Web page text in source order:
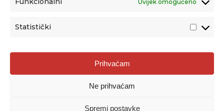
Uvijek omogućeno
Statistički
Prihvaćam
Ne prihvaćam
Spremi postavke
Agencija za odgoj i obrazovanje
Donje Svetice 38, 10000 Zagreb
1778129